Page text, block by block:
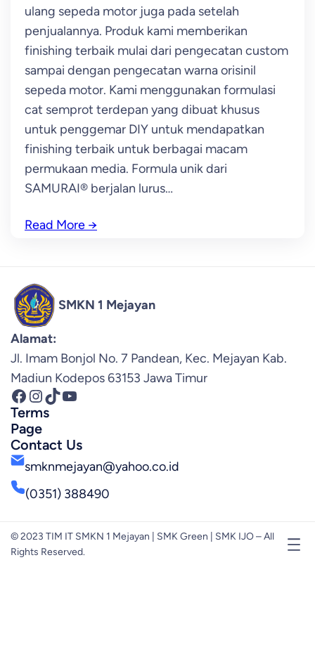
ulang sepeda motor juga pada setelah
penjualannya. Produk kami memberikan
finishing terbaik mulai dari pengecatan custom
sampai dengan pengecatan warna orisinil
sepeda motor. Kami menggunakan formulasi
cat semprot terdepan yang dibuat khusus
untuk penggemar DIY untuk mendapatkan
finishing terbaik untuk berbagai macam
permukaan media. Formula unik dari
SAMURAI® berjalan lurus…
Read More →
SMKN 1 Mejayan
Alamat:
Jl. Imam Bonjol No. 7 Pandean, Kec. Mejayan Kab.
Madiun Kodepos 63153 Jawa Timur
Facebook InstagramTikTok YouTube
Terms
Page
Contact Us
smknmejayan@yahoo.co.id
(0351) 388490
© 2023 TIM IT SMKN 1 Mejayan | SMK Green | SMK IJO – All
Rights Reserved.